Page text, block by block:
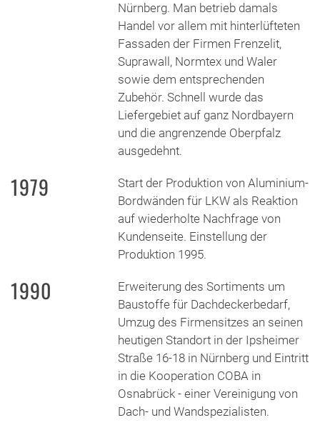
Nürnberg. Man betrieb damals
Handel vor allem mit hinterlüfteten
Fassaden der Firmen Frenzelit,
Suprawall, Normtex und Waler
sowie dem entsprechenden
Zubehör. Schnell wurde das
Liefergebiet auf ganz Nordbayern
und die angrenzende Oberpfalz
ausgedehnt.
1979
Start der Produktion von Aluminium-
Bordwänden für LKW als Reaktion
auf wiederholte Nachfrage von
Kundenseite. Einstellung der
Produktion 1995.
1990
Erweiterung des Sortiments um
Baustoffe für Dachdeckerbedarf,
Umzug des Firmensitzes an seinen
heutigen Standort in der Ipsheimer
Straße 16-18 in Nürnberg und Eintritt
in die Kooperation COBA in
Osnabrück - einer Vereinigung von
Dach- und Wandspezialisten.